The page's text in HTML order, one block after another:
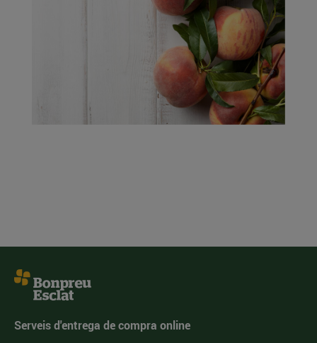
Serveis d'entrega de compra online